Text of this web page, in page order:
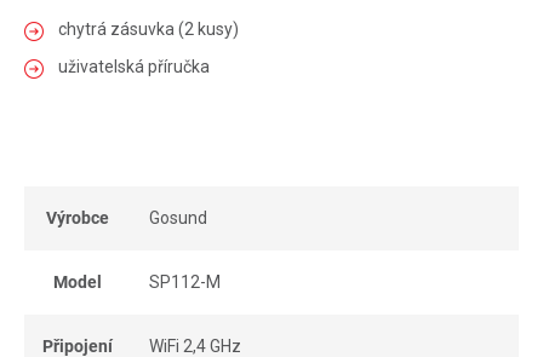
chytrá zásuvka (2 kusy)
uživatelská příručka
Výrobce Gosund
Model SP112-M
Připojení WiFi 2,4 GHz